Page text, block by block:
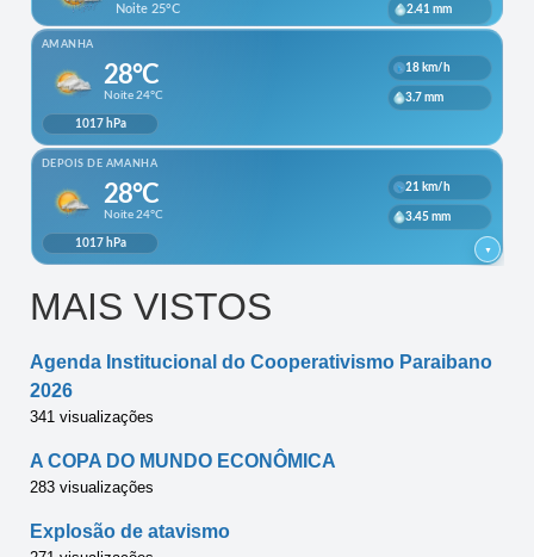
MAIS VISTOS
Agenda Institucional do Cooperativismo Paraibano
2026
341 visualizações
A COPA DO MUNDO ECONÔMICA
283 visualizações
Explosão de atavismo